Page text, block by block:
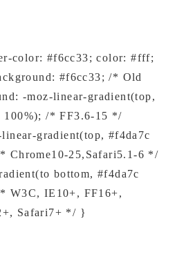
color: #f6cc33; color: #fff;
#f6cc33; /* Old
-moz-linear-gradient(top,
100%); /* FF3.6-15 */
gradient(top, #f4da7c
Chrome10-25,Safari5.1-6 */
bottom, #f4da7c
W3C, IE10+, FF16+,
Safari7+ */ }